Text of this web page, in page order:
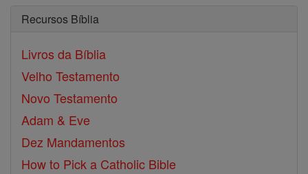
Recursos Bíblia
Livros da Bíblia
Velho Testamento
Novo Testamento
Adam & Eve
Dez Mandamentos
How to Pick a Catholic Bible